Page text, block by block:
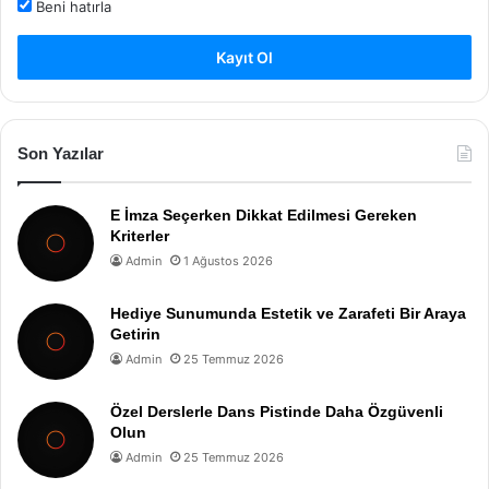
Beni hatırla
Kayıt Ol
Son Yazılar
E İmza Seçerken Dikkat Edilmesi Gereken
Kriterler
Admin 1 Ağustos 2026
Hediye Sunumunda Estetik ve Zarafeti Bir Araya
Getirin
Admin 25 Temmuz 2026
Özel Derslerle Dans Pistinde Daha Özgüvenli
Olun
Admin 25 Temmuz 2026